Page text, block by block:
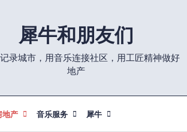
犀牛和朋友们
录城市，用音乐连接社区，用工匠精神做好
地产
地产 音乐服务 犀牛